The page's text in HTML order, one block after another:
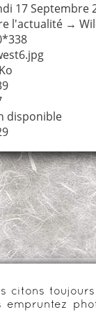
17 Septembre
l'actualité →
disponible
citons
empruntez